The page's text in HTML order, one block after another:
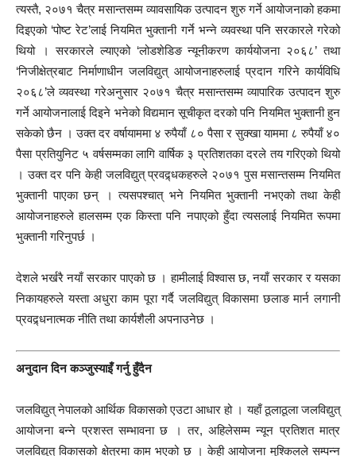
त्यस्तै, २०७१ चैत्र मसान्तसम्म व्यावसायिक उत्पादन शुरु गर्ने आयोजनाको हकमा
दिइएको ‘पोष्ट रेट’लाई नियमित भुक्तानी गर्ने भन्ने व्यवस्था पनि सरकारले गरेको
थियो । सरकारले ल्याएको ‘लोडशेडिङ न्यूनीकरण कार्ययोजना २०६८’ तथा
‘निजीक्षेत्रबाट निर्माणाधीन जलविद्युत् आयोजनाहरुलाई प्रदान गरिने कार्यविधि
२०६८’ले व्यवस्था गरेअनुसार २०७१ चैत्र मसान्तसम्म व्यापारिक उत्पादन शुरु
गर्ने आयोजनालाई दिइने भनेको विद्यमान सूचीकृत दरको पनि नियमित भुक्तानी हुन
सकेको छैन । उक्त दर वर्षायाममा ४ रुपैयाँ ८० पैसा र सुक्खा याममा ८ रुपैयाँ ४०
पैसा प्रतियुनिट ५ वर्षसम्मका लागि वार्षिक ३ प्रतिशतका दरले तय गरिएको थियो
। उक्त दर पनि केही जलविद्युत् प्रवद्र्धकहरुले २०७१ पुस मसान्तसम्म नियमित
भुक्तानी पाएका छन् । त्यसपश्चात् भने नियमित भुक्तानी नभएको तथा केही
आयोजनाहरुले हालसम्म एक किस्ता पनि नपाएको हुँदा त्यसलाई नियमित रूपमा
भुक्तानी गरिनुपर्छ ।
देशले भर्खरै नयाँ सरकार पाएको छ । हामीलाई विश्वास छ, नयाँ सरकार र यसका
निकायहरुले यस्ता अधुरा काम पूरा गर्दै जलविद्युत् विकासमा छलाङ मार्न लगानी
प्रवद्र्धनात्मक नीति तथा कार्यशैली अपनाउनेछ ।
अनुदान दिन कञ्जुस्याइँ गर्नु हुँदैन
जलविद्युत् नेपालको आर्थिक विकासको एउटा आधार हो । यहाँ ठूलाठूला जलविद्युत्
आयोजना बन्ने प्रशस्त सम्भावना छ । तर, अहिलेसम्म न्यून प्रतिशत मात्र
जलविद्युत् विकासको क्षेत्रमा काम भएको छ । केही आयोजना मुश्किलले सम्पन्न